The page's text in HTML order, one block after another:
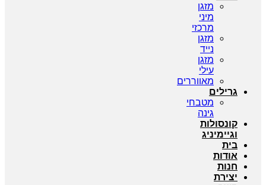
מזגן
מיני
מרכזי
מזגן
נייד
מזגן
עילי
מאווררים
גרילים
מטבחי
גינה
קונסולות
וגיימיניג
בית
אודות
חנות
יצירת